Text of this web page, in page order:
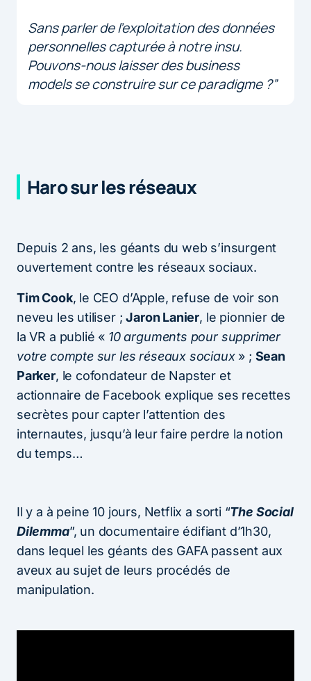
Sans parler de l’exploitation des données
personnelles capturée à notre insu.
Pouvons-nous laisser des business
models se construire sur ce paradigme ?”
Haro sur les réseaux
Depuis 2 ans, les géants du web s’insurgent
ouvertement contre les réseaux sociaux.
Tim Cook, le CEO d’Apple, refuse de voir son
neveu les utiliser ;Jaron Lanier, le pionnier de
la VR a publié « 10 arguments pour supprimer
votre compte sur les réseaux sociaux» ; Sean
Parker, le cofondateur de Napster et
actionnaire de Facebook explique ses recettes
secrètes pour capter l’attention des
internautes, jusqu’à leur faire perdre la notion
du temps…
Il y a à peine 10 jours, Netflix a sorti “The Social
Dilemma”, un documentaire édifiant d’1h30,
dans lequel les géants des GAFA passent aux
aveux au sujet de leurs procédés de
manipulation.